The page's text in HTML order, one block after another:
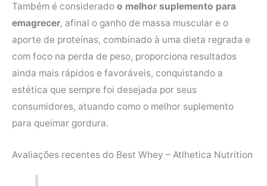
Também é considerado o melhor suplemento para
emagrecer, afinal o ganho de massa muscular e o
aporte de proteínas, combinado à uma dieta regrada e
com foco na perda de peso, proporciona resultados
ainda mais rápidos e favoráveis, conquistando a
estética que sempre foi desejada por seus
consumidores, atuando como o melhor suplemento
para queimar gordura.
Avaliações recentes do Best Whey – Atlhetica Nutrition